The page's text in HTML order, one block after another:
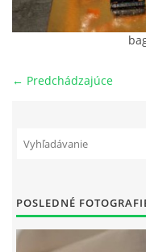
NAŠI PSI
ODKAZY
TORTY
← Predchádzajúce
POSLEDNÉ